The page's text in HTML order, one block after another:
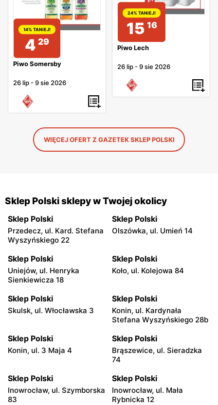
14% TANIEJ!
4 29
Piwo Somersby
26 lip -9 sie 2026
24% TANIEJ!
15 16
Piwo Lech
26 lip -9 sie 2026
WIĘCEJ OFERT Z GAZETEK SKLEP POLSKI
Sklep Polski sklepy w Twojej okolicy
Sklep Polski
Przedecz, ul. Kard. Stefana
Wyszyńskiego 22
Sklep Polski
Olszówka, ul. Umień 14
Sklep Polski
Uniejów, ul. Henryka
Sienkiewicza 18
Sklep Polski
Koło, ul. Kolejowa 84
Sklep Polski
Skulsk, ul. Włocławska 3
Sklep Polski
Konin, ul. Kardynała
Stefana Wyszyńskiego 28b
Sklep Polski
Konin, ul. 3 Maja 4
Sklep Polski
Brąszewice, ul. Sieradzka
74
Sklep Polski
Inowrocław, ul. Szymborska
83
Sklep Polski
Inowrocław, ul. Mała
Rybnicka 12